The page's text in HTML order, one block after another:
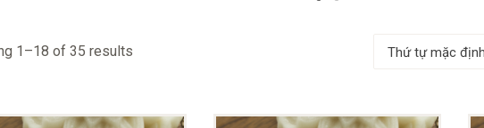
1–18 of 35 results